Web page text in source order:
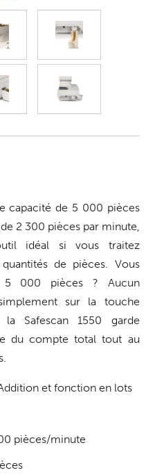
capacité de 5 000 pièces
2 300 pièces par minute,
idéal si vous traitez
de pièces. Vous
000 pièces ? Aucun
sur la touche
Safescan 1550 garde
du compte total tout au
et fonction en lots
pièces/minute